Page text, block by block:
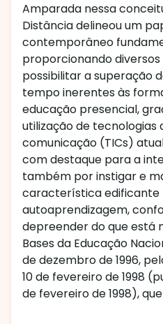
Amparada nessa
Distância delineou um
contemporâneo
proporcionando
possibilitar a superação
tempo inerentes às
educação presencial,
utilização de tecnologias
comunicação (TICs)
com destaque para a
também por instigar e
característica edificante
autoaprendizagem,
depreender do que está
Bases da Educação
de dezembro de 1996,
10 de fevereiro de 1998
de fevereiro de 1998),